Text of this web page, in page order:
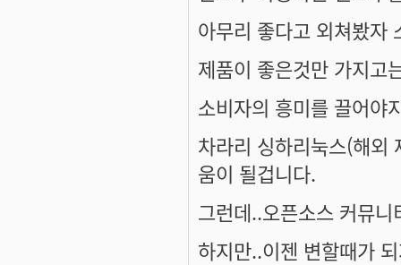
아무리 좋다고 외쳐봤자
제품이 좋은것만 가지고
소비자의 흥미를 끌어야
차라리 싱하리눅스(해
움이 될겁니다.
그런데..오픈소스 커뮤
하지만..이젠 변할때가